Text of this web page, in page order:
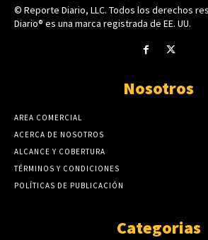
© Reporte Diario, LLC. Todos los derechos
Diario® es una marca registrada de EE. UU.
Nosotros
AREA COMERCIAL
ACERCA DE NOSOTROS
ALCANCE Y COBERTURA
TÉRMINOS Y CONDICIONES
POLÍTICAS DE PUBLICACIÓN
Categorias